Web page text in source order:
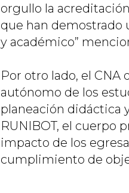
orgullo la
que han demostrado
y académico”
Por otro lado, el CNA
autónomo de los
planeación didáctica
RUNIBOT, el cuerpo
impacto de los
cumplimiento de